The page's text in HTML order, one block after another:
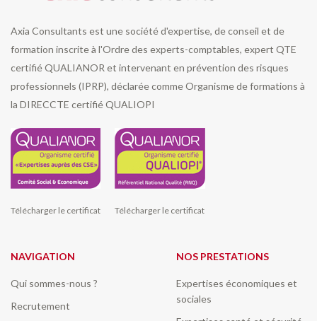
Axia Consultants est une société d'expertise, de conseil et de
formation inscrite à l'Ordre des experts-comptables, expert QTE
certifié QUALIANOR et intervenant en prévention des risques
professionnels (IPRP), déclarée comme Organisme de formations à
la DIRECCTE certifié QUALIOPI
Télécharger le certificat Télécharger le certificat
NAVIGATION
Qui sommes-nous ?
Recrutement
NOS PRESTATIONS
Expertises économiques et
sociales